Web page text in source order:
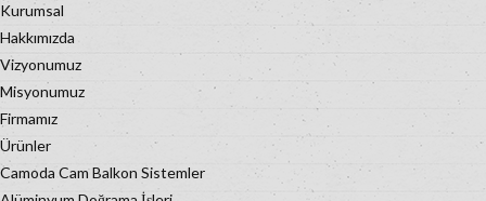
Kurumsal
Hakkımızda
Vizyonumuz
Misyonumuz
Firmamız
Ürünler
Camoda Cam Balkon Sistemler